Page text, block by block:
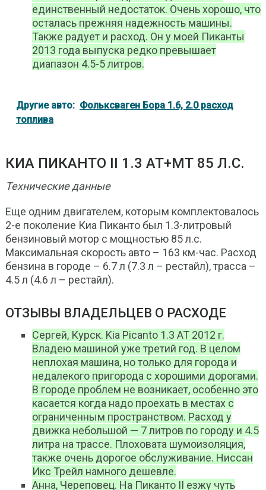
единственный недостаток. Очень хорошо, что
осталась прежняя надежность машины.
Также радует и расход. Он у моей Пиканты
2013 года выпуска редко превышает
диапазон 4.5-5 литров.
Другие авто: Фольксваген Бора 1.6, 2.0 расход
топлива
КИА ПИКАНТО II 1.3 АТ+МТ 85 Л.С.
Технические данные
Еще одним двигателем, которым комплектовалось
2-е поколение Киа Пиканто был 1.3-литровый
бензиновый мотор с мощностью 85 л.с.
Максимальная скорость авто – 163 км-час. Расход
бензина в городе – 6.7 л (7.3 л – рестайл), трасса –
4.5 л (4.6 л – рестайл).
ОТЗЫВЫ ВЛАДЕЛЬЦЕВ О РАСХОДЕ
Сергей, Курск. Kia Picanto 1.3 AT 2012 г.
Владею машиной уже третий год. В целом
неплохая машина, но только для города и
недалекого пригорода с хорошими дорогами.
В городе проблем не возникает, особенно это
касается когда надо проехать в местах с
ограниченным пространством. Расход у
движка небольшой — 7 литров по городу и 4.5
литра на трассе. Плоховата шумоизоляция,
также очень дорогое обслуживание. Ниссан
Икс Трейл намного дешевле.
Анна, Череповец. На Пиканто II езжу чуть